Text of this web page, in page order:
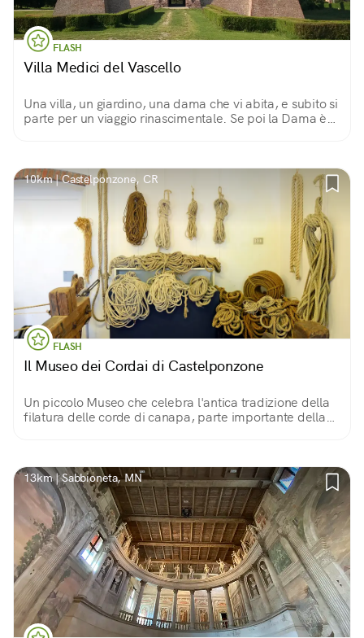
FLASH
Villa Medici del Vascello
Una villa, un giardino, una dama che vi abita, e subito si
parte per un viaggio rinascimentale. Se poi la Dama è
10km | Castelponzone, CR
FLASH
Il Museo dei Cordai di Castelponzone
Un piccolo Museo che celebra l'antica tradizione della
filatura delle corde di canapa, parte importante della
13km | Sabbioneta, MN